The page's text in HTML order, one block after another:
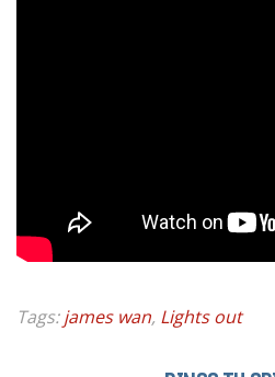
Tags:james wan, Lights out